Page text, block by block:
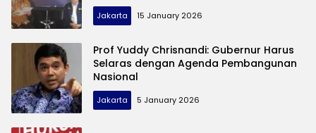
Jakarta 15 January 2026
Prof Yuddy Chrisnandi: Gubernur Harus
Selaras dengan Agenda Pembangunan
Nasional
Jakarta 5 January 2026